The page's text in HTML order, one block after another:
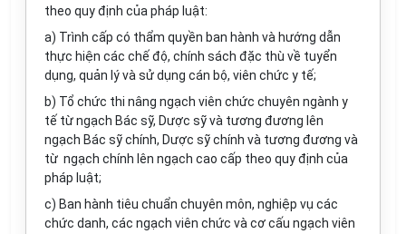
theo quy định của pháp luật:
a) Trình cấp có thẩm quyền ban hành và hướng dẫn
thực hiện các chế độ, chính sách đặc thù về tuyển
dụng, quản lý và sử dụng cán bộ, viên chức y tế;
b) Tổ chức thi nâng ngạch viên chức chuyên ngành y
tế từ ngạch Bác sỹ, Dược sỹ và tương đương lên
ngạch Bác sỹ chính, Dược sỹ chính và tương đương và
từ ngạch chính lên ngạch cao cấp theo quy định của
pháp luật;
c) Ban hành tiêu chuẩn chuyên môn, nghiệp vụ các
chức danh, các ngạch viên chức và cơ cấu ngạch viên